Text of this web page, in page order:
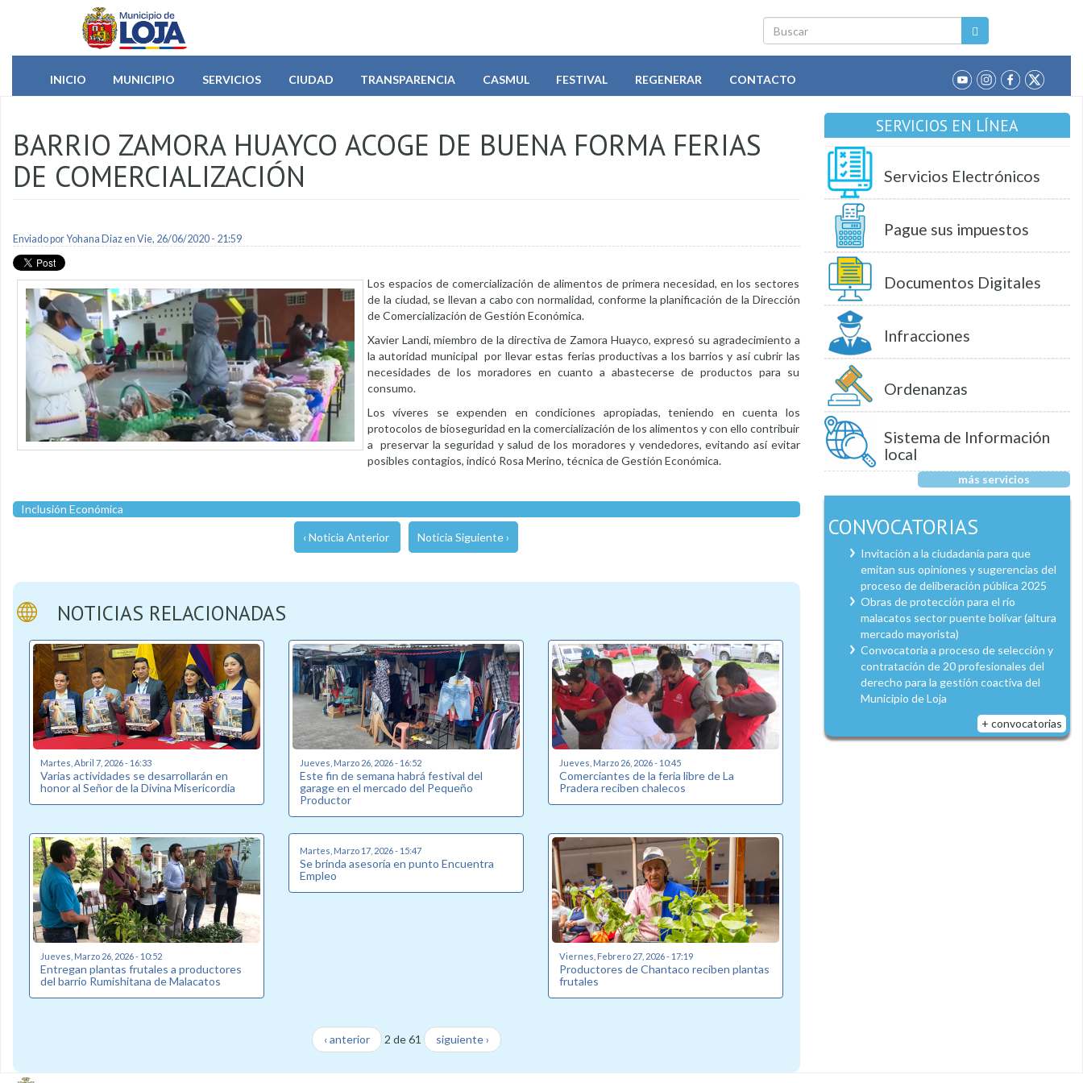
Pasar al contenido principal
Buscar
INICIO
MUNICIPIO SERVICIOS CIUDAD TRANSPARENCIA CASMUL FESTIVAL REGENERAR CONTACTO
BARRIO ZAMORA HUAYCO ACOGE DE BUENA FORMA FERIAS
DE COMERCIALIZACIÓN
Enviado porYohana Diazen Vie, 26/06/2020 - 21:59
Los espacios de comercialización de alimentos de primera necesidad, en los sectores
de la ciudad, se llevan a cabo con normalidad, conforme la planificación de la Dirección
de Comercialización de Gestión Económica.
Xavier Landi, miembro de la directiva de Zamora Huayco, expresó su agradecimiento a
la autoridad municipal por llevar estas ferias productivas a los barrios y así cubrir las
necesidades de los moradores en cuanto a abastecerse de productos para su
consumo.
Los víveres se expenden en condiciones apropiadas, teniendo en cuenta los
protocolos de bioseguridad en la comercialización de los alimentos y con ello contribuir
a preservar la seguridad y salud de los moradores y vendedores, evitando así evitar
posibles contagios, indicó Rosa Merino, técnica de Gestión Económica.
Inclusión Económica
‹ Noticia Anterior Noticia Siguiente ›
NOTICIAS RELACIONADAS
Martes, Abril 7, 2026 - 16:33
Varias actividades se desarrollarán en
honor al Señor de la Divina Misericordia
Jueves, Marzo 26, 2026 - 16:52
Este fin de semana habrá festival del
garage en el mercado del Pequeño
Productor
Jueves, Marzo 26, 2026 - 10:45
Comerciantes de la feria libre de La
Pradera reciben chalecos
Jueves, Marzo 26, 2026 - 10:52
Entregan plantas frutales a productores
del barrio Rumishitana de Malacatos
Martes, Marzo 17, 2026 - 15:47
Se brinda asesoría en punto Encuentra
Empleo
Viernes, Febrero 27, 2026 - 17:19
Productores de Chantaco reciben plantas
frutales
‹ anterior 2 de 61 siguiente ›
SERVICIOS EN LÍNEA
Servicios Electrónicos
Pague sus impuestos
Documentos Digitales
Infracciones
Ordenanzas
Sistema de Información
local
más servicios
CONVOCATORIAS
Invitación a la ciudadanía para que
emitan sus opiniones y sugerencias del
proceso de deliberación pública 2025
Obras de protección para el río
malacatos sector puente bolívar (altura
mercado mayorista)
Convocatoria a proceso de selección y
contratación de 20 profesionales del
derecho para la gestión coactiva del
Municipio de Loja
+ convocatorias